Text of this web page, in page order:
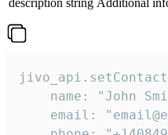
description string Additional
name: "John
email: